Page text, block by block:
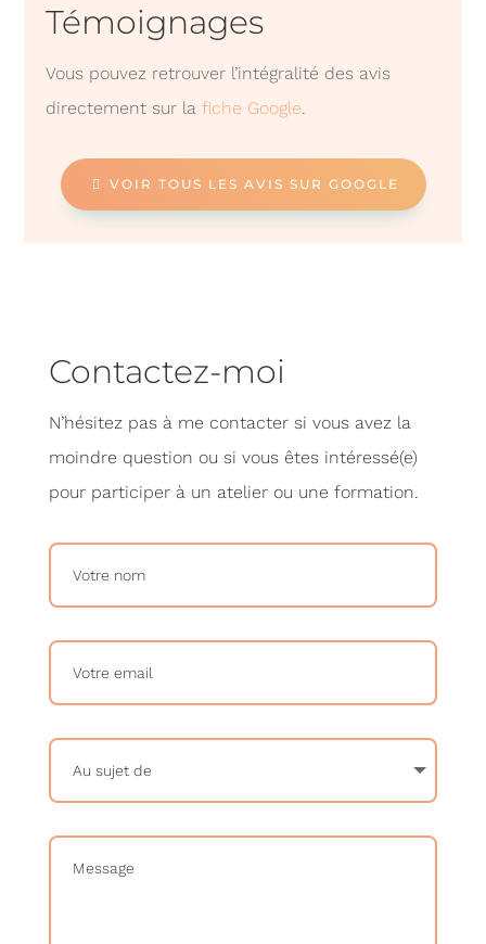
Témoignages
Vous pouvez retrouver l’intégralité des avis
directement sur lafiche Google.
VOIR TOUS LES AVIS SUR GOOGLE
Contactez-moi
N’hésitez pas à me contacter si vous avez la
moindre question ou si vous êtes intéressé(e)
pour participer à un atelier ou une formation.